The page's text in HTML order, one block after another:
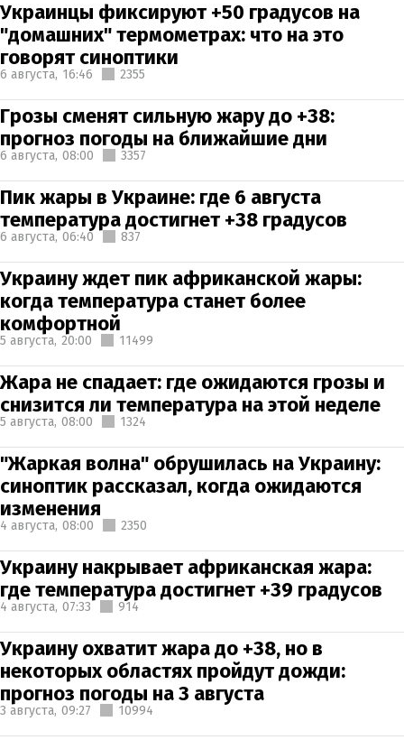
Украинцы фиксируют +50 градусов на
"домашних" термометрах: что на это
говорят синоптики
6 августа, 16:46 2355
Грозы сменят сильную жару до +38:
прогноз погоды на ближайшие дни
6 августа, 08:00 3357
Пик жары в Украине: где 6 августа
температура достигнет +38 градусов
6 августа, 06:40 837
Украину ждет пик африканской жары:
когда температура станет более
комфортной
5 августа, 20:00 11499
Жара не спадает: где ожидаются грозы и
снизится ли температура на этой неделе
5 августа, 08:00 1324
"Жаркая волна" обрушилась на Украину:
синоптик рассказал, когда ожидаются
изменения
4 августа, 08:00 2350
Украину накрывает африканская жара:
где температура достигнет +39 градусов
4 августа, 07:33 914
Украину охватит жара до +38, но в
некоторых областях пройдут дожди:
прогноз погоды на 3 августа
3 августа, 09:27 10994